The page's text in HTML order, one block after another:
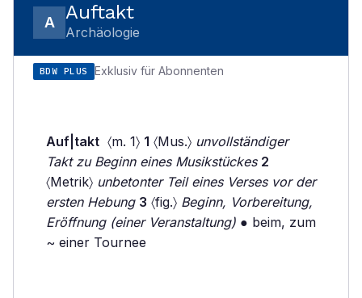
A Auftakt
Archäologie
BDW PLUS Exklusiv für Abonnenten
Auf|takt 〈m. 1〉 1 〈Mus.〉 unvollständiger
Takt zu Beginn eines Musikstückes 2
〈Metrik〉 unbetonter Teil eines Verses vor der
ersten Hebung 3 〈fig.〉 Beginn, Vorbereitung,
Eröffnung (einer Veranstaltung) ● beim, zum
~ einer Tournee